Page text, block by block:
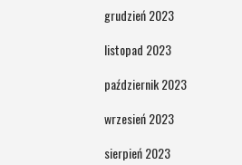
grudzień 2023
listopad 2023
październik 2023
wrzesień 2023
sierpień 2023